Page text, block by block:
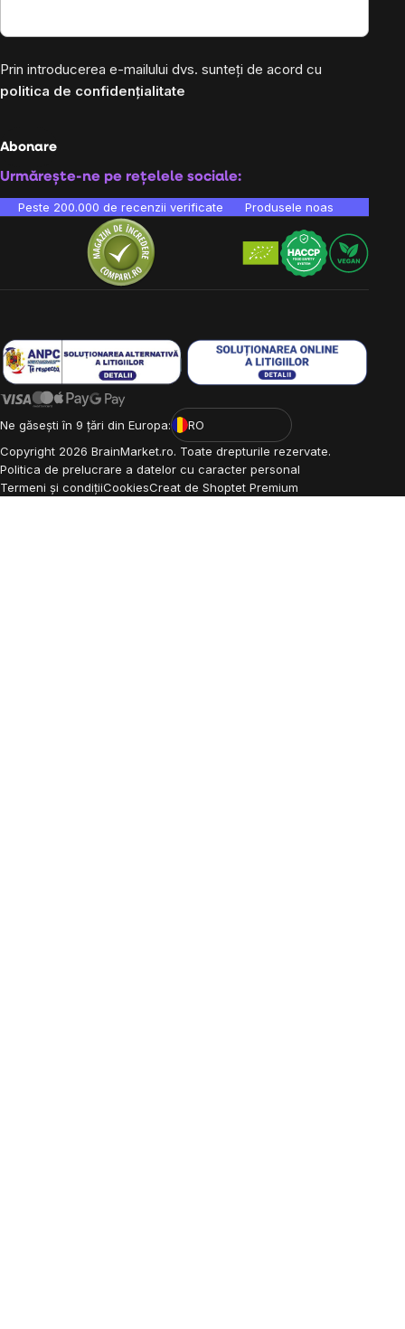
Prin introducerea e-mailului dvs. sunteți de acord cu
politica de confidențialitate
Abonare
Urmărește-ne pe rețelele sociale:
Peste 200.000 de recenzii verificate Produsele noastre sunt
Ne găsești în 9 țări din Europa:
RO
Copyright 2026 BrainMarket.ro. Toate drepturile rezervate.
Politica de prelucrare a datelor cu caracter personal
Termeni și condițiiCookiesCreat de Shoptet Premium